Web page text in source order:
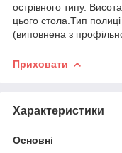
острівного типу.
цього стола.Тип
(виповнена з
Приховати
Характеристики
Основні